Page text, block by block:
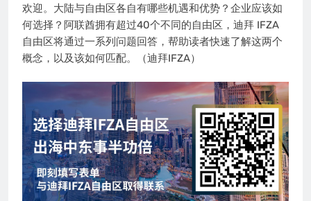
欢迎。大陆与自由区各自有哪些机遇和优势？企业应该如
何选择？阿联酋拥有超过40个不同的自由区，迪拜 IFZA
自由区将通过一系列问题回答，帮助读者快速了解这两个
概念，以及该如何匹配。（迪拜IFZA）